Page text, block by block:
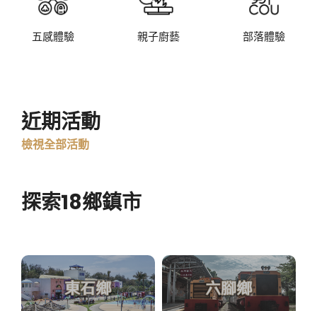
五感體驗 親子廚藝 部落體驗
近期活動
檢視全部活動
探索18鄉鎮市